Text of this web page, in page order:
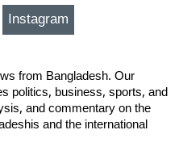
Instagram
from Bangladesh. Our
politics, business, sports, and
and commentary on the
and the international